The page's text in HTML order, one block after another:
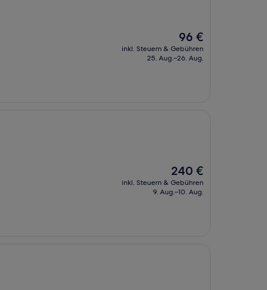
Der
Preis
beträgt
96 €
inkl. Steuern & Gebühren
25. Aug.–26. Aug.
Der
Preis
beträgt
240 €
inkl. Steuern & Gebühren
9. Aug.–10. Aug.